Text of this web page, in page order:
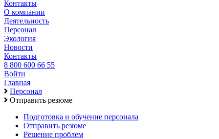
Контакты
О компании
Деятельность
Персонал
Экология
Новости
Контакты
8 800 600 66 55
Войти
Главная
Персонал
Отправить резюме
Подготовка и обучение персонала
Отправить резюме
Решение проблем